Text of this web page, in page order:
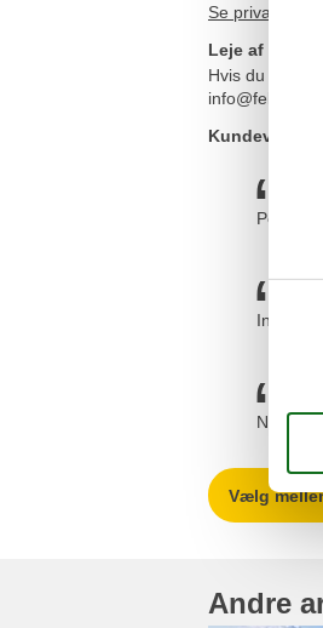
Se private
Leje af rpivat
Hvis du har
info@feline.dk
Positiv
Ingen
Nem
Vælg
Andre